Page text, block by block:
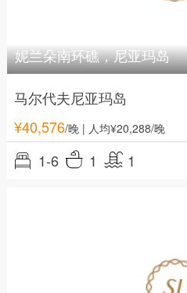
妮兰朵南环礁，尼亚玛岛
马尔代夫尼亚玛岛
¥40,576/晚| 人均¥20,288/晚
1-6 1 1